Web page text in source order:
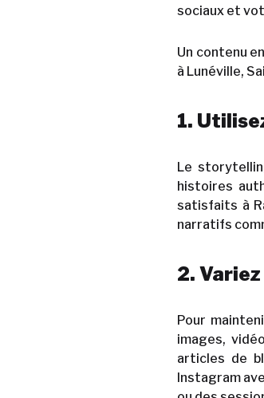
sociaux et
Un contenu
à Lunéville,
1.
Le
histoires
satisfaits à
narratifs
2.
Pour
images,
articles de
Instagram